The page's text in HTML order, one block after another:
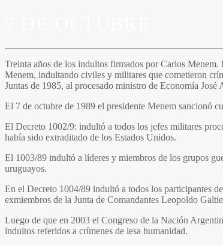
Treinta años de los indultos firmados por Carlos
Menem, indultando civiles y militares que cometieron
Juntas de 1985, al procesado ministro de Economía
El 7 de octubre de 1989 el presidente Menem sancionó
El Decreto 1002/9: indultó a todos los jefes militares
había sido extraditado de los Estados Unidos.
El 1003/89 indultó a líderes y miembros de los grupos
uruguayos.
En el Decreto 1004/89 indultó a todos los participantes
exmiembros de la Junta de Comandantes Leopoldo
Luego de que en 2003 el Congreso de la Nación
indultos referidos a crímenes de lesa humanidad.